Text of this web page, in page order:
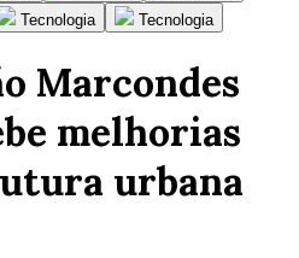
Tecnologia Tecnologia
Marcondes
melhorias
urbana